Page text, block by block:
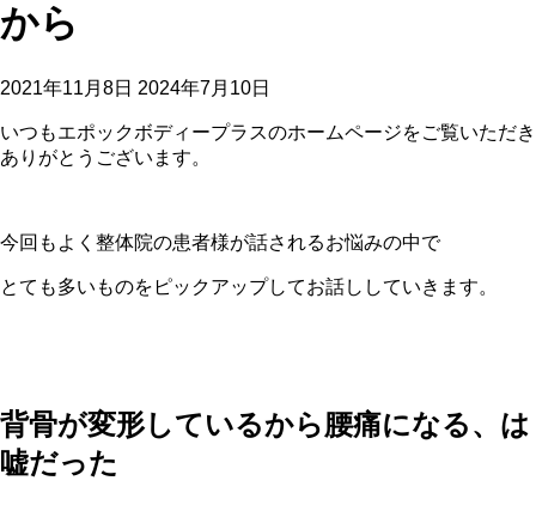
から
2021年11月8日 2024年7月10日
いつもエポックボディープラスのホームページをご覧いただき
ありがとうございます。
今回もよく整体院の患者様が話されるお悩みの中で
とても多いものをピックアップしてお話ししていきます。
背骨が変形しているから腰痛になる、は
嘘だった